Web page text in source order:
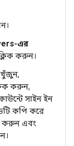
এর
করুন।
খুঁজুন,
করুন,
সাইন ইন
কপি করে
করুন এবং